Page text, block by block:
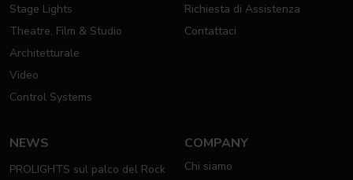
Stage Lights
Theatre, Film & Studio
Architetturale
Video
Control Systems
Richiesta di Assistenza
Contattaci
NEWS
PROLIGHTS sul palco del Rock
COMPANY
Chi siamo